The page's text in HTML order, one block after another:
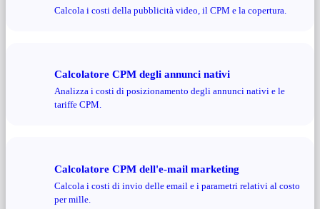
Calcola i costi della pubblicità video, il CPM e la copertura.
Calcolatore CPM degli annunci nativi
Analizza i costi di posizionamento degli annunci nativi e le
tariffe CPM.
Calcolatore CPM dell'e-mail marketing
Calcola i costi di invio delle email e i parametri relativi al costo
per mille.